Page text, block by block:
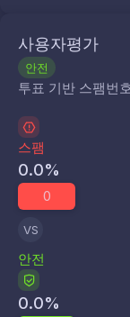
사용자평가
안전
투표 기반 스팸번
스팸
0.0%
0
VS
안전
0.0%